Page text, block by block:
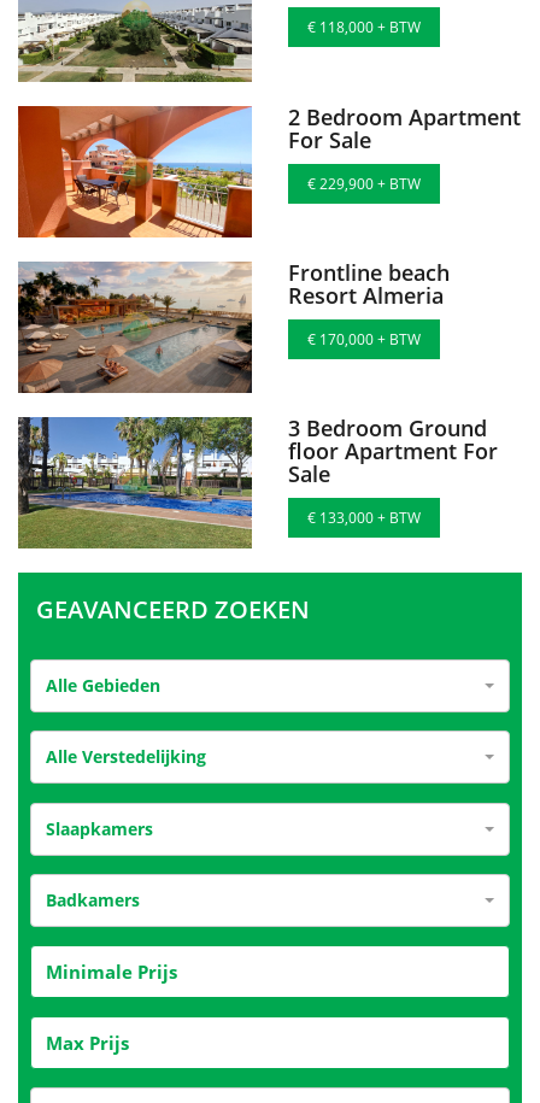
€ 118,000 + BTW
2 Bedroom Apartment
For Sale
€ 229,900 + BTW
Frontline beach
Resort Almeria
€ 170,000 + BTW
3 Bedroom Ground
floor Apartment For
Sale
€ 133,000 + BTW
GEAVANCEERD ZOEKEN
Alle Gebieden
Alle Verstedelijking
Slaapkamers
Badkamers